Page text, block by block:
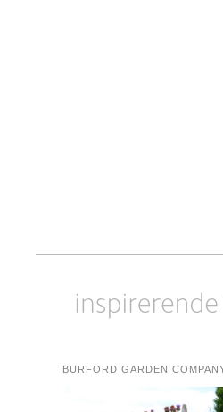
BURFORD GARDEN